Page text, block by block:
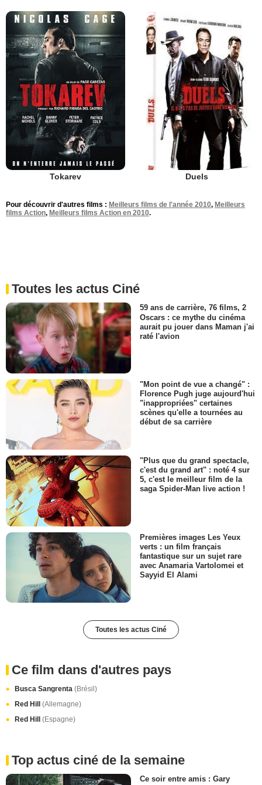
Tokarev Duels
Pour découvrir d'autres films : Meilleurs films de l'année 2010, Meilleurs
films Action, Meilleurs films Action en 2010.
Toutes les actus Ciné
59 ans de carrière, 76 films, 2
Oscars : ce mythe du cinéma
aurait pu jouer dans Maman j'ai
raté l'avion
"Mon point de vue a changé" :
Florence Pugh juge aujourd'hui
"inappropriées" certaines
scènes qu'elle a tournées au
début de sa carrière
"Plus que du grand spectacle,
c'est du grand art" : noté 4 sur
5, c'est le meilleur film de la
saga Spider-Man live action !
Premières images Les Yeux
verts : un film français
fantastique sur un sujet rare
avec Anamaria Vartolomei et
Sayyid El Alami
Toutes les actus Ciné
Ce film dans d'autres pays
Busca Sangrenta (Brésil)
Red Hill (Allemagne)
Red Hill (Espagne)
Top actus ciné de la semaine
Ce soir entre amis : Gary